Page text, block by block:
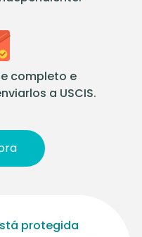
completo e
a USCIS.
protegida